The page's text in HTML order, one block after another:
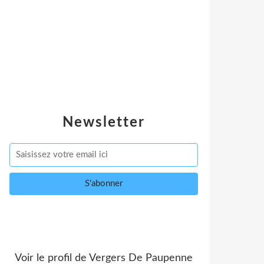
Newsletter
Voir le profil de Vergers De Paupenne